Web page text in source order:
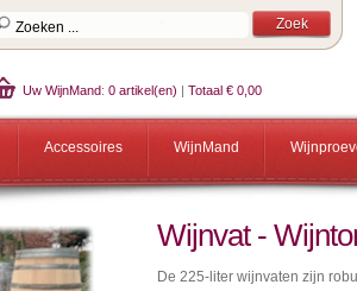
Uw WijnMand: 0 artikel(en) | Totaal € 0,00
Accessoires WijnMand
Wijnvat -
De 225-liter wijnvaten zijn